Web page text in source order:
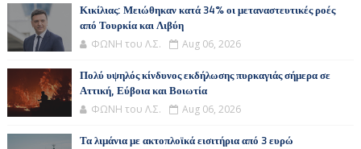
Κικίλιας: Μειώθηκαν κατά 34% οι μεταναστευτικές ροές
από Τουρκία και Λιβύη
ΦΩΝΗ του Λ.Σ. Aug 06, 2026
Πολύ υψηλός κίνδυνος εκδήλωσης πυρκαγιάς σήμερα σε
Αττική, Εύβοια και Βοιωτία
ΦΩΝΗ του Λ.Σ. Aug 06, 2026
Τα λιμάνια με ακτοπλοϊκά εισιτήρια από 3 ευρώ